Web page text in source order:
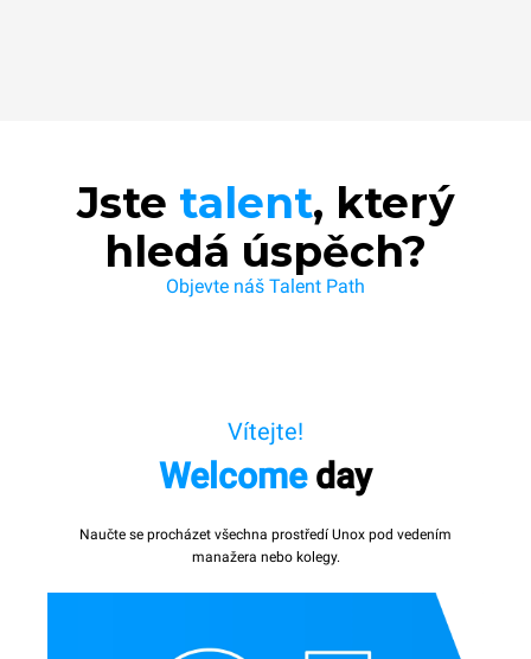
Jste talent, který
hledá úspěch?
Objevte náš Talent Path
Vítejte!
Welcome day
Naučte se procházet všechna prostředí Unox pod vedením
manažera nebo kolegy.